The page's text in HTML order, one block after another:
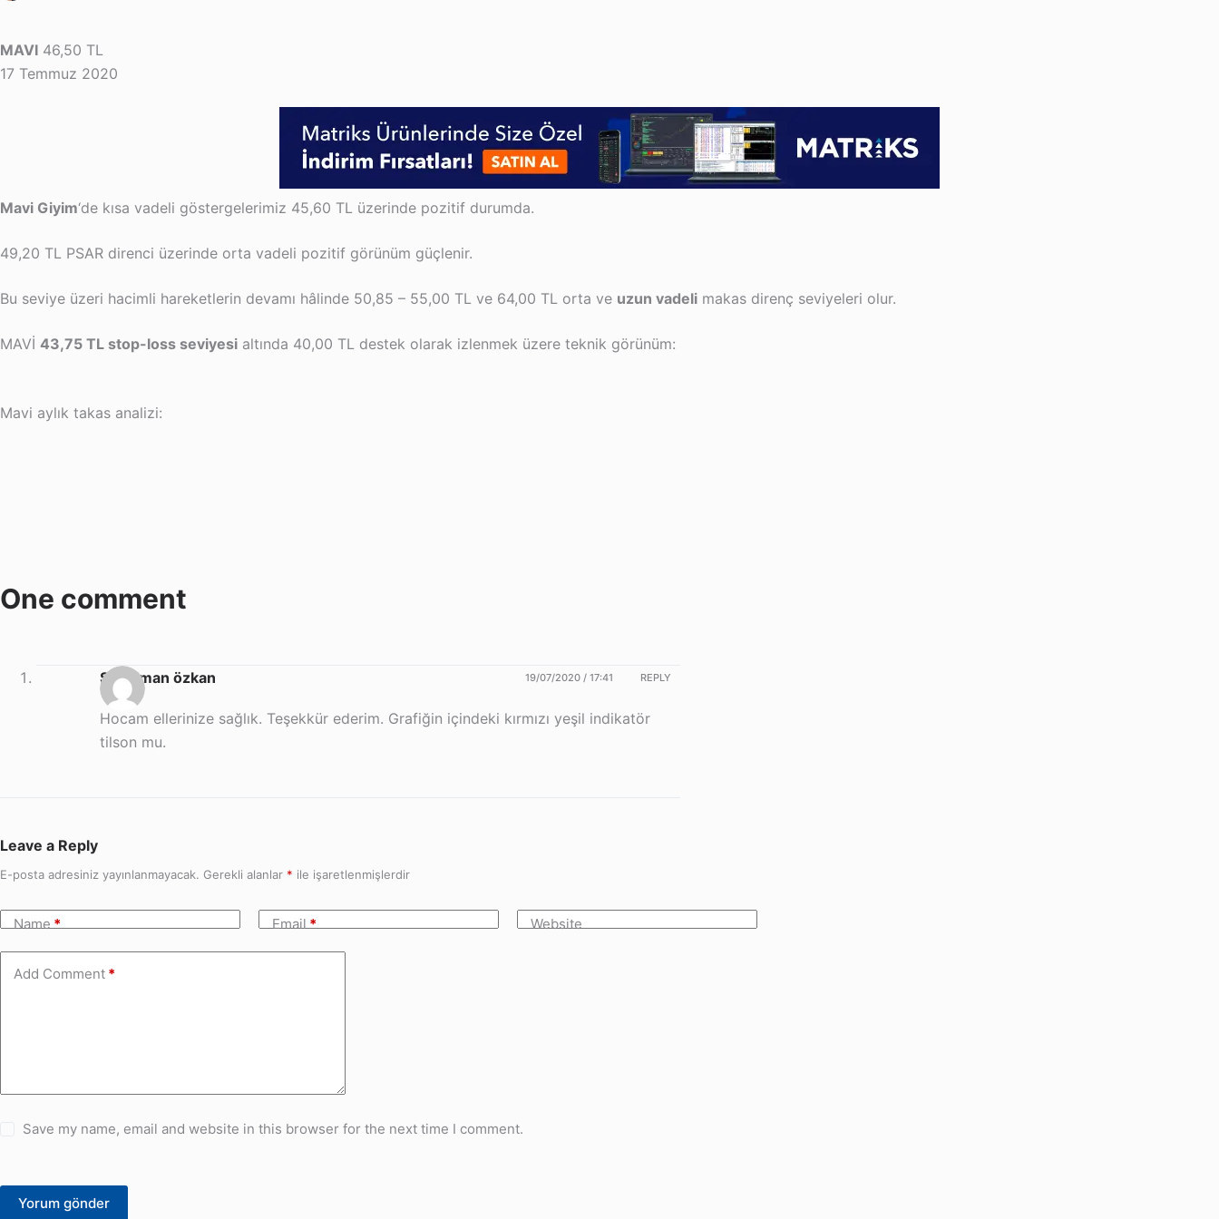
MAVI 46,50 TL
17 Temmuz 2020
Mavi Giyim‘de kısa vadeli göstergelerimiz 45,60 TL üzerinde pozitif durumda.
49,20 TL PSAR direnci üzerinde orta vadeli pozitif görünüm güçlenir.
Bu seviye üzeri hacimli hareketlerin devamı hâlinde 50,85 – 55,00 TL ve 64,00 TL orta ve uzun vadeli makas direnç seviyeleri olur.
MAVİ 43,75 TL stop-loss seviyesi altında 40,00 TL destek olarak izlenmek üzere teknik görünüm:
Mavi aylık takas analizi:
One comment
Süleyman özkan 19/07/2020 / 17:41 REPLY
Hocam ellerinize sağlık. Teşekkür ederim. Grafiğin içindeki kırmızı yeşil indikatör
tilson mu.
Leave a Reply
E-posta adresiniz yayınlanmayacak. Gerekli alanlar * ile işaretlenmişlerdir
Name* Email* Website
Add Comment *
Save my name, email and website in this browser for the next time I comment.
Yorum gönder